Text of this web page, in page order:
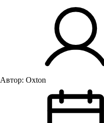
Автор: Oxton